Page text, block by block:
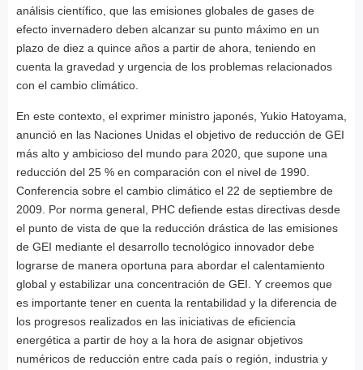
análisis científico, que las emisiones globales de gases de
efecto invernadero deben alcanzar su punto máximo en un
plazo de diez a quince años a partir de ahora, teniendo en
cuenta la gravedad y urgencia de los problemas relacionados
con el cambio climático.
En este contexto, el exprimer ministro japonés, Yukio Hatoyama,
anunció en las Naciones Unidas el objetivo de reducción de GEI
más alto y ambicioso del mundo para 2020, que supone una
reducción del 25 % en comparación con el nivel de 1990.
Conferencia sobre el cambio climático el 22 de septiembre de
2009. Por norma general, PHC defiende estas directivas desde
el punto de vista de que la reducción drástica de las emisiones
de GEI mediante el desarrollo tecnológico innovador debe
lograrse de manera oportuna para abordar el calentamiento
global y estabilizar una concentración de GEI. Y creemos que
es importante tener en cuenta la rentabilidad y la diferencia de
los progresos realizados en las iniciativas de eficiencia
energética a partir de hoy a la hora de asignar objetivos
numéricos de reducción entre cada país o región, industria y